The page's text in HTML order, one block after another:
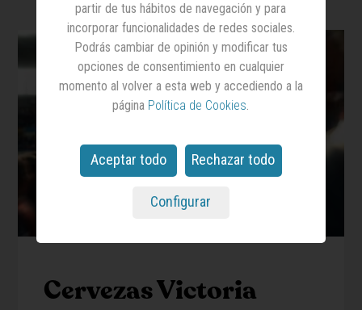
Cervezas Victoria
partir de tus hábitos de navegación y para
incorporar funcionalidades de redes sociales.
Podrás cambiar de opinión y modificar tus
opciones de consentimiento en cualquier
momento al volver a esta web y accediendo a la
página Política de Cookies.
Aceptar todo Rechazar todo
Configurar